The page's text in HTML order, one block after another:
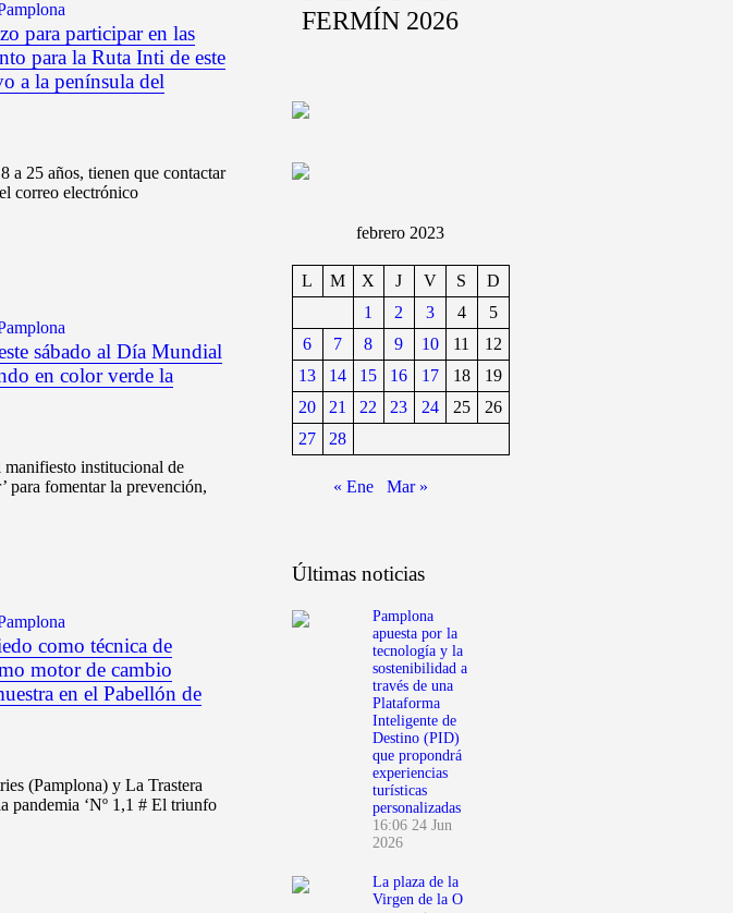
para participar en las
para la Ruta Inti de este
a la península del
a 25 años, tienen que contactar
correo electrónico
sábado al Día Mundial
en color verde la
institucional de
para fomentar la prevención,
como técnica de
motor de cambio
en el Pabellón de
(Pamplona) y La Trastera
pandemia ‘Nº 1,1 # El triunfo
FERMÍN 2026
febrero 2023
L M X J V S
D
1
2 3 4
5
6
7 8 9 10 11
12
13
14 15 16 17 18
19
20
21 22 23 24 25
26
27
28
« Ene Mar »
Últimas noticias
Pamplona
apuesta por la
tecnología y la
sostenibilidad a
través de una
Plataforma
Inteligente de
Destino (PID)
que propondrá
experiencias
turísticas
personalizadas
16:06 24 Jun
2026
La plaza de la
Virgen de la O